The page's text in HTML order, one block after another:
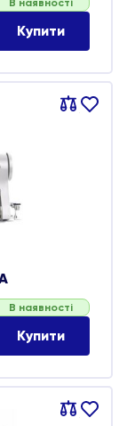
Купити
Порівняти
В
В наявності
Купити
Порівняти
В